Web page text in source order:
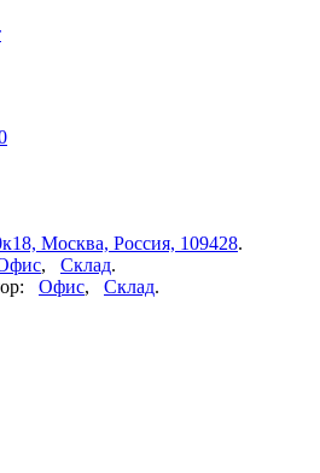
Москва, Россия, 109428.
, Склад.
Офис, Склад.